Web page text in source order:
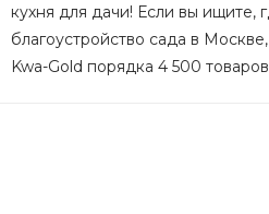
кухня для дачи! Если вы ищите,
благоустройство сада в
Kwa-Gold порядка 4 500